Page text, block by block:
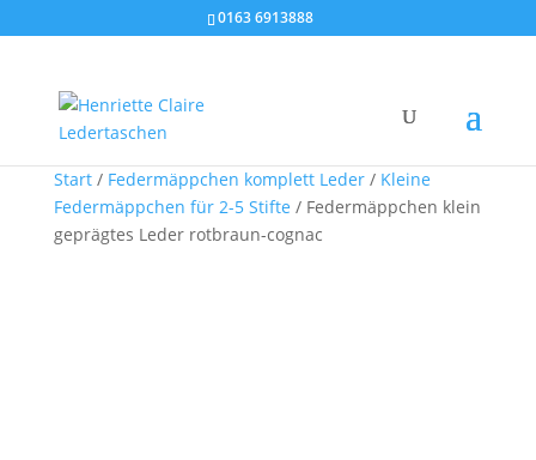
0163 6913888
Start/ Federmäppchen komplett Leder/ Kleine
Federmäppchen für 2-5 Stifte / Federmäppchen klein
geprägtes Leder rotbraun-cognac